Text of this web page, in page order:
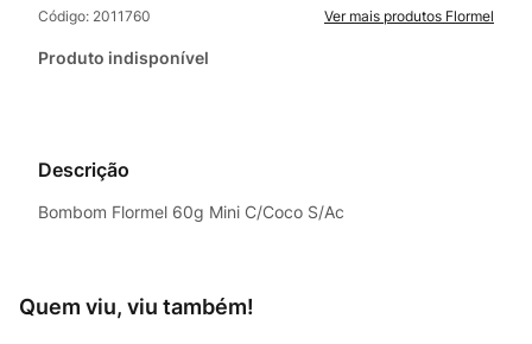
Código: 2011760 Flormel
Produto indisponível
Descrição
Bombom Flormel 60g Mini C/Coco S/Ac
Quem viu, viu também!